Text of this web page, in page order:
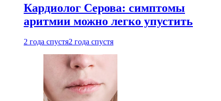
Кардиолог Серова: симптомы
аритмии можно легко упустить
2 года спустя2 года спустя